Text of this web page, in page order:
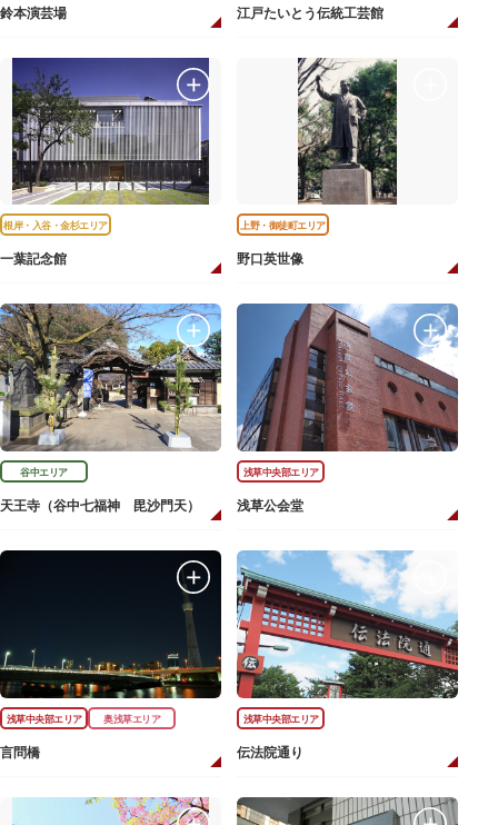
鈴本演芸場 江戸たいとう伝統工芸館
根岸・入谷・金杉エリア
一葉記念館
上野・御徒町エリア
野口英世像
谷中エリア
天王寺（谷中七福神 毘沙門天）
浅草中央部エリア
浅草公会堂
浅草中央部エリア 奥浅草エリア
言問橋
浅草中央部エリア
伝法院通り